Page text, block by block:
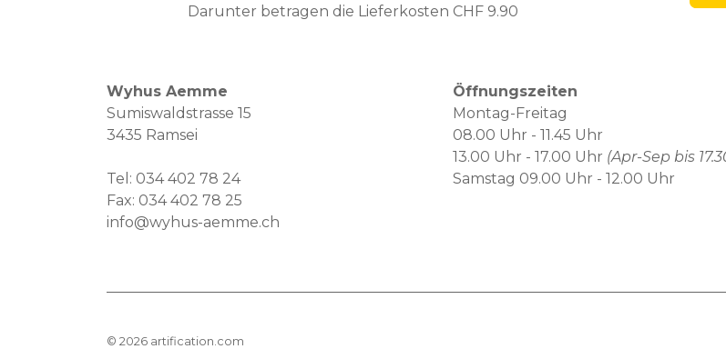
Darunter betragen die Lieferkosten CHF 9.90
Wyhus Aemme
Sumiswaldstrasse 15
3435 Ramsei
Tel: 034 402 78 24
Fax: 034 402 78 25
info@wyhus-aemme.ch
Öffnungszeiten
Montag-Freitag
08.00 Uhr - 11.45 Uhr
13.00 Uhr - 17.00 Uhr (Apr-Sep bis
Samstag 09.00 Uhr - 12.00 Uhr
© 2026 artification.com